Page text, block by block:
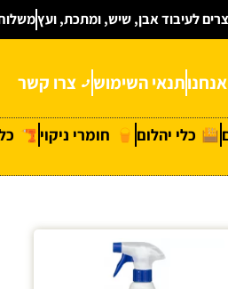
לעיבוד אבן, שיש, ומתכת, ועץמשלוח
תנאי השימוש צרו קשר
כלי יהלום חומרי ניקוי